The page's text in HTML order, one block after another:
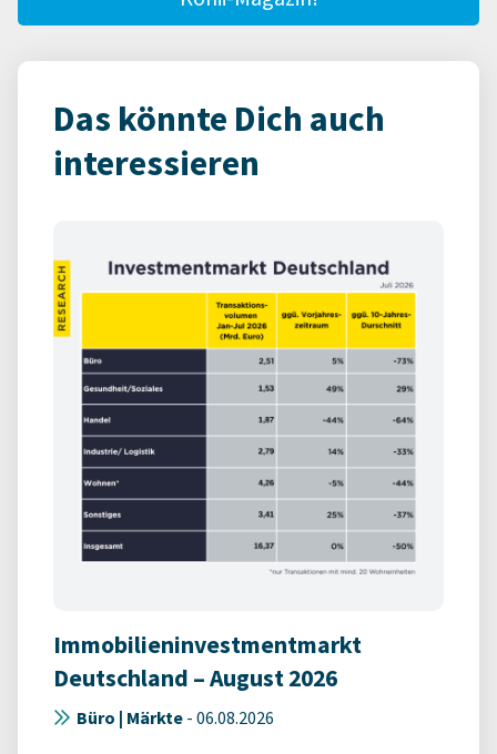
Das könnte Dich auch
interessieren
Immobilieninvestmentmarkt
Deutschland – August 2026
Büro | Märkte - 06.08.2026